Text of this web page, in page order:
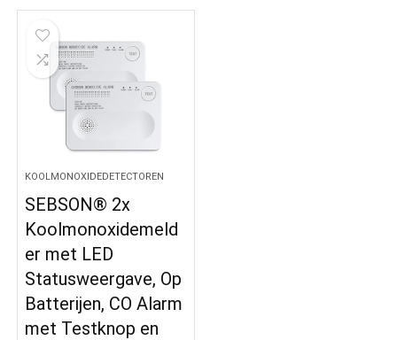
KOOLMONOXIDEDETECTOREN
SEBSON® 2x
Koolmonoxidemeld
er met LED
Statusweergave, Op
Batterijen, CO Alarm
met Testknop en